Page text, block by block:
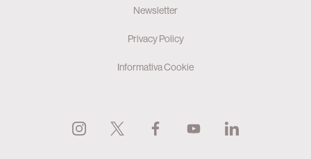
Newsletter
Privacy Policy
Informativa Cookie